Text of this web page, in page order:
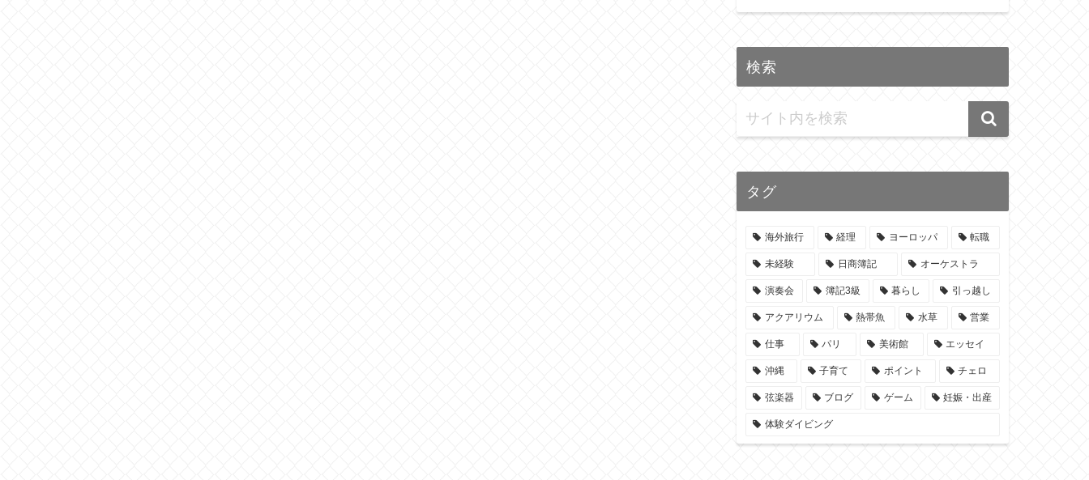
検索
タグ
海外旅行 経理 ヨーロッパ 転職
未経験 日商簿記 オーケストラ
演奏会 簿記3級 暮らし 引っ越し
アクアリウム 熱帯魚 水草 営業
仕事 パリ 美術館 エッセイ
沖縄 子育て ポイント チェロ
弦楽器 ブログ ゲーム 妊娠・出産
体験ダイビング